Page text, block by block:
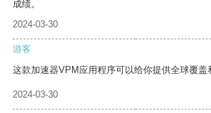
成绩。
2024-03-30
游客
这款加速器VPM应用程序可以给你提供全球覆盖
2024-03-30